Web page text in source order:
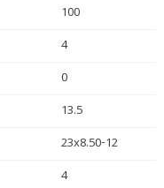
100
4
0
13.5
23x8.50-12
4